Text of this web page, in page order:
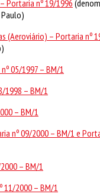
Portaria nº 19/1996
Paulo)
(Aeroviário) – Portaria nº
05/1997 – BM/1
1998 – BM/1
– BM/1
nº 09/2000 – BM/1 e
– BM/1
11/2000 – BM/1